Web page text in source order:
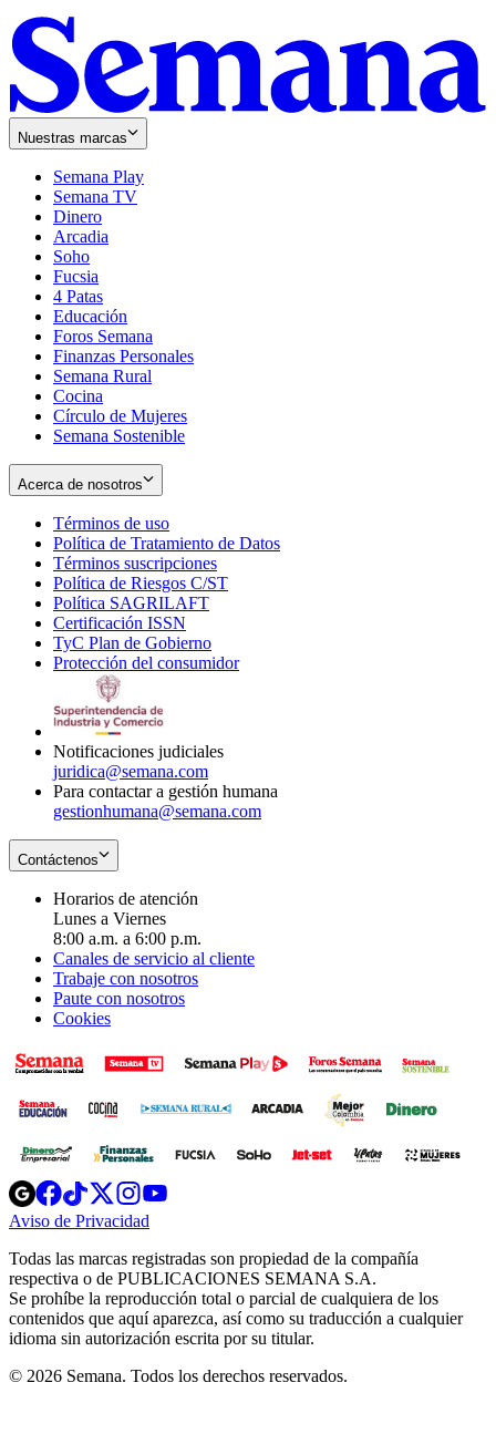
Nuestras marcas
Semana Play
Semana TV
Dinero
Arcadia
Soho
in
new
window
Fucsia
in
new
window
4 Patas
Educación
Foros Semana
Finanzas Personales
Semana Rural
Cocina
Círculo de Mujeres
Semana Sostenible
Acerca de nosotros
Términos de uso
in
new
window
Política de Tratamiento de Datos
Términos suscripciones
in
Política de Riesgos C/ST
Política SAGRILAFT
new
window
Certificación ISSN
in
new
TyC Plan de Gobierno
in
Protección del consumidorOpens
Notificaciones judiciales
juridica@semana.com
Para contactar a gestión humana
gestionhumana@semana.com
Contáctenos
Horarios de atención
Lunes a Viernes
8:00 a.m. a 6:00 p.m.
Canales de servicio al cliente
Trabaje con nosotros
Paute con nosotros
Cookies
Opens
in
new
Opens
in
new
Opens
in
new
window
Opens
new
windowwindow
Aviso de Privacidad
new
window
Todas las marcas registradas son propiedad de la compañía
respectiva o de PUBLICACIONES SEMANA S.A.
Se prohíbe la reproducción total o parcial de cualquiera de los
contenidos que aquí aparezca, así como su traducción a cualquier
idioma sin autorización escrita por su titular.
© 2026 Semana. Todos los derechos reservados.